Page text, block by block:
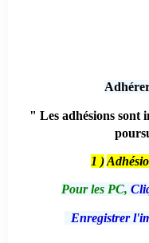
" Les adhésions sont
1 )
Pour les PC,
Enregistrer